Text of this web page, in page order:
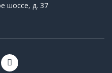
шоссе, д. 37